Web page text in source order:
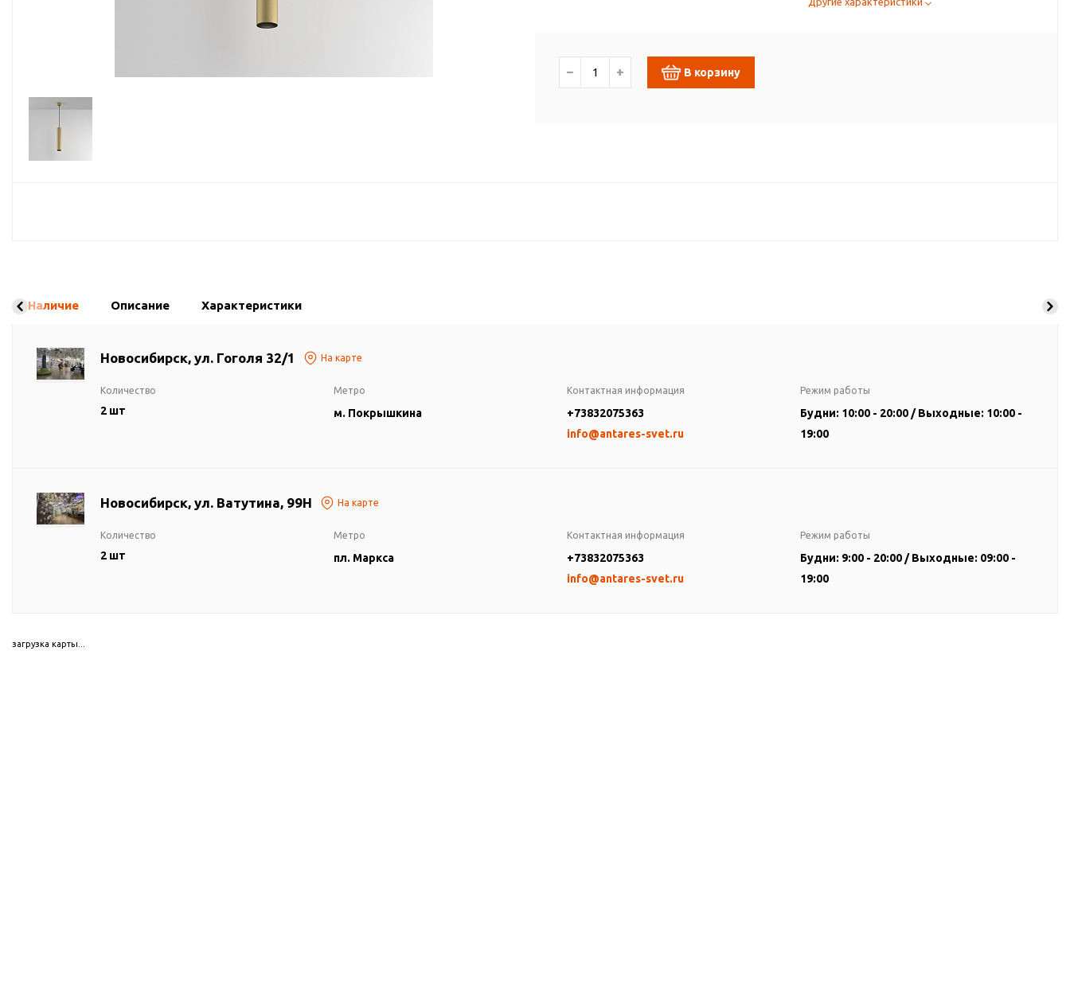
− + В корзину
Наличие Описание Характеристики
Новосибирск, ул. Гоголя 32/1 На карте
Количество
2 шт
Метро
м. Покрышкина
Контактная информация
+73832075363
info@antares-svet.ru
Режим работы
Будни: 10:00 - 20:00 / Выходные: 10:00 -
19:00
Новосибирск, ул. Ватутина, 99Н На карте
Количество
2 шт
Метро
пл. Маркса
Контактная информация
+73832075363
info@antares-svet.ru
Режим работы
Будни: 9:00 - 20:00 / Выходные: 09:00 -
19:00
загрузка карты...